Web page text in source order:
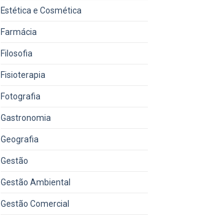
Estética e Cosmética
Farmácia
Filosofia
Fisioterapia
Fotografia
Gastronomia
Geografia
Gestão
Gestão Ambiental
Gestão Comercial